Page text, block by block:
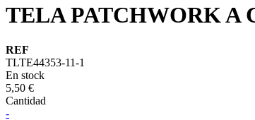
TELA PATCHWORK A
REF
TLTE44353-11-1
En stock
5,50 €
Cantidad
-